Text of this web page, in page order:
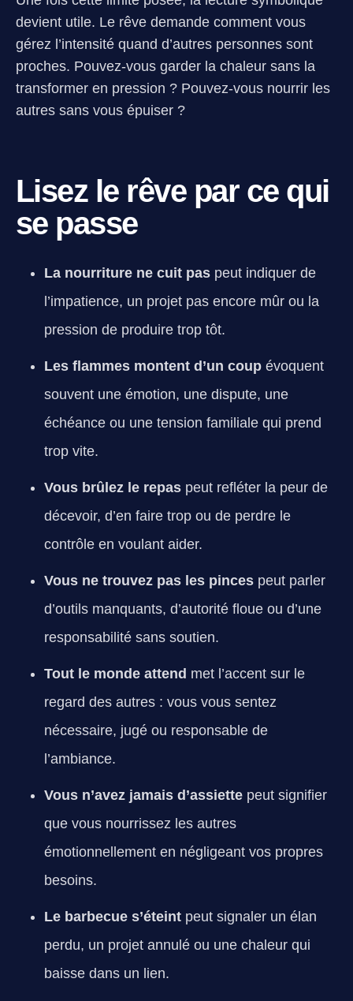
devient utile. Le rêve demande comment vous
gérez l’intensité quand d’autres personnes sont
proches. Pouvez-vous garder la chaleur sans la
transformer en pression ? Pouvez-vous nourrir les
autres sans vous épuiser ?
Lisez le rêve par ce qui
se passe
La nourriture ne cuit pas peut indiquer de
l’impatience, un projet pas encore mûr ou la
pression de produire trop tôt.
Les flammes montent d’un coup évoquent
souvent une émotion, une dispute, une
échéance ou une tension familiale qui prend
trop vite.
Vous brûlez le repas peut refléter la peur de
décevoir, d’en faire trop ou de perdre le
contrôle en voulant aider.
Vous ne trouvez pas les pinces peut parler
d’outils manquants, d’autorité floue ou d’une
responsabilité sans soutien.
Tout le monde attend met l’accent sur le
regard des autres : vous vous sentez
nécessaire, jugé ou responsable de
l’ambiance.
Vous n’avez jamais d’assiette peut signifier
que vous nourrissez les autres
émotionnellement en négligeant vos propres
besoins.
Le barbecue s’éteint peut signaler un élan
perdu, un projet annulé ou une chaleur qui
baisse dans un lien.